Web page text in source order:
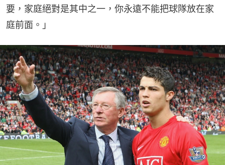
要，家庭絕對是其中之一，你永遠不能把球隊放在家
庭前面。」